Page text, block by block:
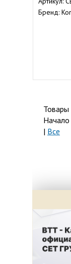
Бренд:
Товары
| Все